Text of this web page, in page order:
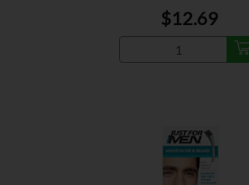
$12.69